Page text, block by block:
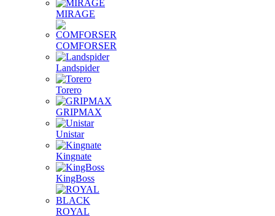
MIRAGE
COMFORSER
Landspider
Torero
GRIPMAX
Unistar
Kingnate
KingBoss
ROYAL